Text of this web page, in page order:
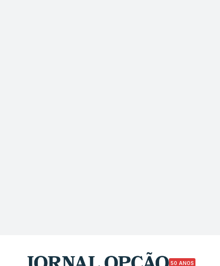
50 ANOS